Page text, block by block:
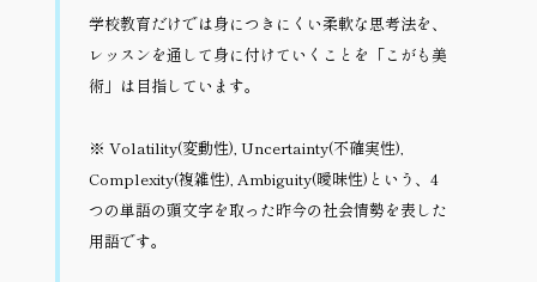
学校教育だけでは身につきにくい柔軟な思考法を、
レッスンを通して身に付けていくことを「こがも美
術」は目指しています。
※ Volatility(変動性), Uncertainty(不確実性),
Complexity(複雑性), Ambiguity(曖昧性)という、4
つの単語の頭文字を取った昨今の社会情勢を表した
用語です。